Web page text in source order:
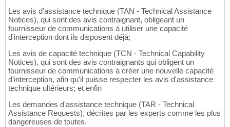
Les avis d'assistance technique (TAN - Technical Assistance
Notices), qui sont des avis contraignant, obligeant un
fournisseur de communications à utiliser une capacité
d'interception dont ils disposent déjà;
Les avis de capacité technique (TCN - Technical Capability
Notices), qui sont des avis contraignants qui obligent un
fournisseur de communications à créer une nouvelle capacité
d'interception, afin qu'il puisse respecter les avis d'assistance
technique ultérieurs; et enfin
Les demandes d'assistance technique (TAR - Technical
Assistance Requests), décrites par les experts comme les plus
dangereuses de toutes.